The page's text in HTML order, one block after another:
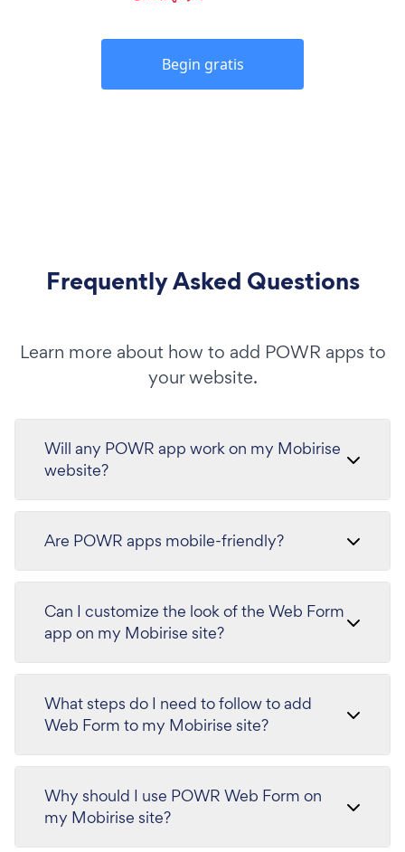
Begin gratis
Frequently Asked Questions
Learn more about how to add POWR apps to
your website.
Will any POWR app work on my Mobirise
website?
Are POWR apps mobile-friendly?
Can I customize the look of the Web Form
app on my Mobirise site?
What steps do I need to follow to add
Web Form to my Mobirise site?
Why should I use POWR Web Form on
my Mobirise site?